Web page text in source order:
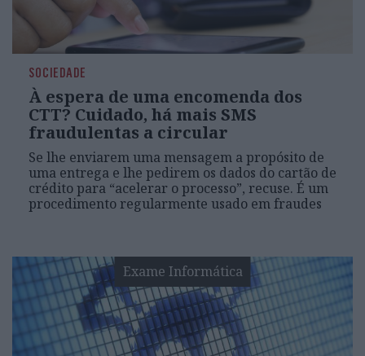
SOCIEDADE
À espera de uma encomenda dos
CTT? Cuidado, há mais SMS
fraudulentas a circular
Se lhe enviarem uma mensagem a propósito de
uma entrega e lhe pedirem os dados do cartão de
crédito para “acelerar o processo”, recuse. É um
procedimento regularmente usado em fraudes
Exame Informática